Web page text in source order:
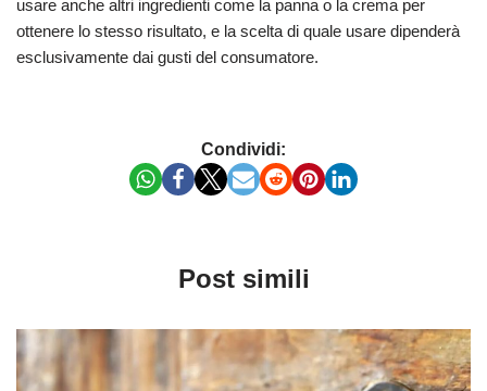
usare anche altri ingredienti come la panna o la crema per
ottenere lo stesso risultato, e la scelta di quale usare dipenderà
esclusivamente dai gusti del consumatore.
Condividi:
Post simili